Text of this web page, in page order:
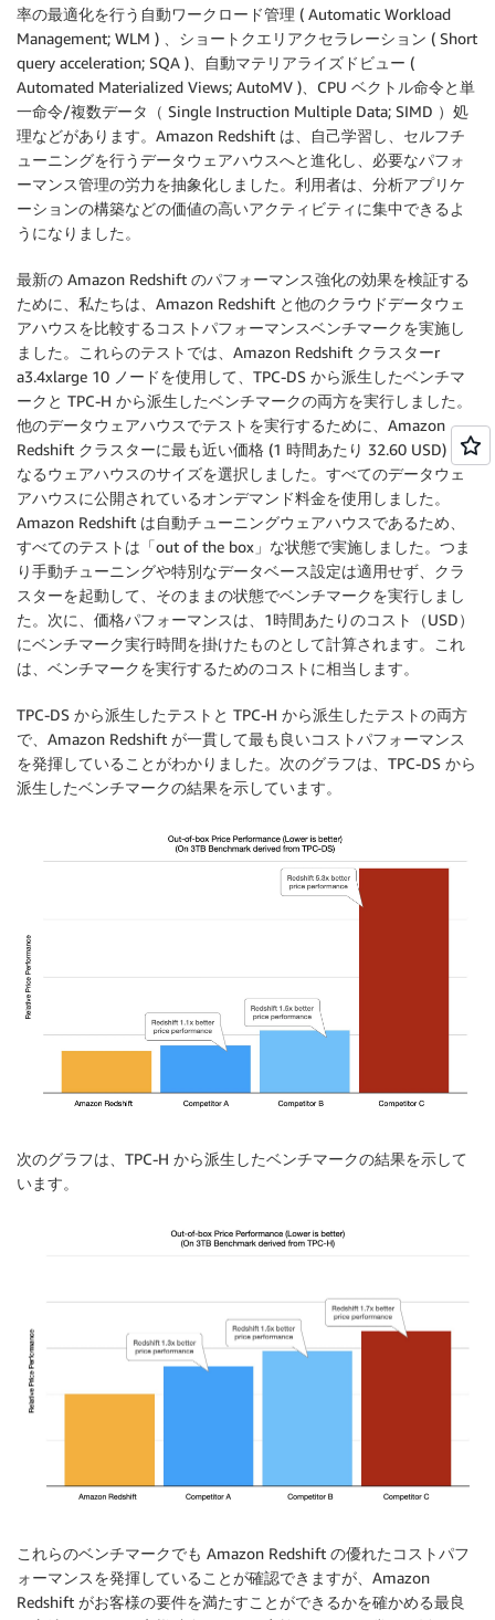
率の最適化を行う自動ワークロード管理 ( Automatic Workload
Management; WLM ) 、ショートクエリアクセラレーション ( Short
query acceleration; SQA )、自動マテリアライズドビュー (
Automated Materialized Views; AutoMV )、CPU ベクトル命令と単
一命令/複数データ（ Single Instruction Multiple Data; SIMD ）処
理などがあります。Amazon Redshift は、自己学習し、セルフチ
ューニングを行うデータウェアハウスへと進化し、必要なパフォ
ーマンス管理の労力を抽象化しました。利用者は、分析アプリケ
ーションの構築などの価値の高いアクティビティに集中できるよ
うになりました。
最新の Amazon Redshift のパフォーマンス強化の効果を検証する
ために、私たちは、Amazon Redshift と他のクラウドデータウェ
アハウスを比較するコストパフォーマンスベンチマークを実施し
ました。これらのテストでは、Amazon Redshift クラスターr
a3.4xlarge 10 ノードを使用して、TPC-DS から派生したベンチマ
ークと TPC-H から派生したベンチマークの両方を実行しました。
他のデータウェアハウスでテストを実行するために、Amazon
Redshift クラスターに最も近い価格 (1 時間あたり 32.60 USD) と
なるウェアハウスのサイズを選択しました。すべてのデータウェ
アハウスに公開されているオンデマンド料金を使用しました。
Amazon Redshift は自動チューニングウェアハウスであるため、
すべてのテストは「out of the box」な状態で実施しました。つま
り手動チューニングや特別なデータベース設定は適用せず、クラ
スターを起動して、そのままの状態でベンチマークを実行しまし
た。次に、価格パフォーマンスは、1時間あたりのコスト（USD）
にベンチマーク実行時間を掛けたものとして計算されます。これ
は、ベンチマークを実行するためのコストに相当します。
TPC-DS から派生したテストと TPC-H から派生したテストの両方
で、Amazon Redshift が一貫して最も良いコストパフォーマンス
を発揮していることがわかりました。次のグラフは、TPC-DS から
派生したベンチマークの結果を示しています。
次のグラフは、TPC-H から派生したベンチマークの結果を示して
います。
これらのベンチマークでも Amazon Redshift の優れたコストパフ
ォーマンスを発揮していることが確認できますが、Amazon
Redshift がお客様の要件を満たすことができるかを確かめる最良